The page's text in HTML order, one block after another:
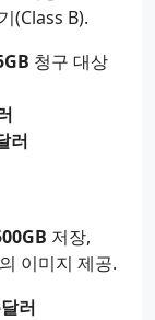
(Class B).
청구 대상
러
저장,
의 이미지 제공.
러